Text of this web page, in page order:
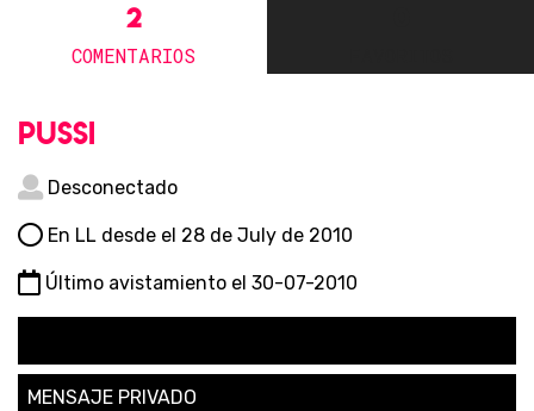
2
COMENTARIOS
pussi
Desconectado
En LL desde el 28 de July de 2010
Último avistamiento el 30-07-2010
MENSAJE PRIVADO